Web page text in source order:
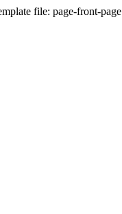
file: page-front-page